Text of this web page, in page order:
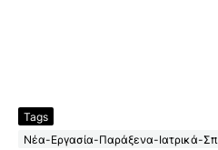
Tags
Νέα-Εργασία-Παράξενα-Ιατρικά-